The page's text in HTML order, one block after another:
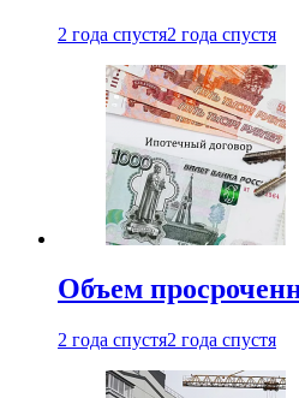
2 года спустя2 года спустя
Объем
2 года спустя2 года спустя